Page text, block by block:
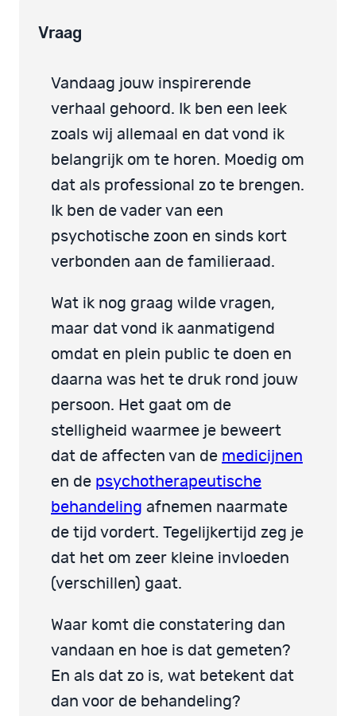
Vraag
Vandaag jouw inspirerende
verhaal gehoord. Ik ben een leek
zoals wij allemaal en dat vond ik
belangrijk om te horen. Moedig om
dat als professional zo te brengen.
Ik ben de vader van een
psychotische zoon en sinds kort
verbonden aan de familieraad.
Wat ik nog graag wilde vragen,
maar dat vond ik aanmatigend
omdat en plein public te doen en
daarna was het te druk rond jouw
persoon. Het gaat om de
stelligheid waarmee je beweert
dat de affecten van de medicijnen
en de psychotherapeutische
behandeling afnemen naarmate
de tijd vordert. Tegelijkertijd zeg je
dat het om zeer kleine invloeden
(verschillen) gaat.
Waar komt die constatering dan
vandaan en hoe is dat gemeten?
En als dat zo is, wat betekent dat
dan voor de behandeling?